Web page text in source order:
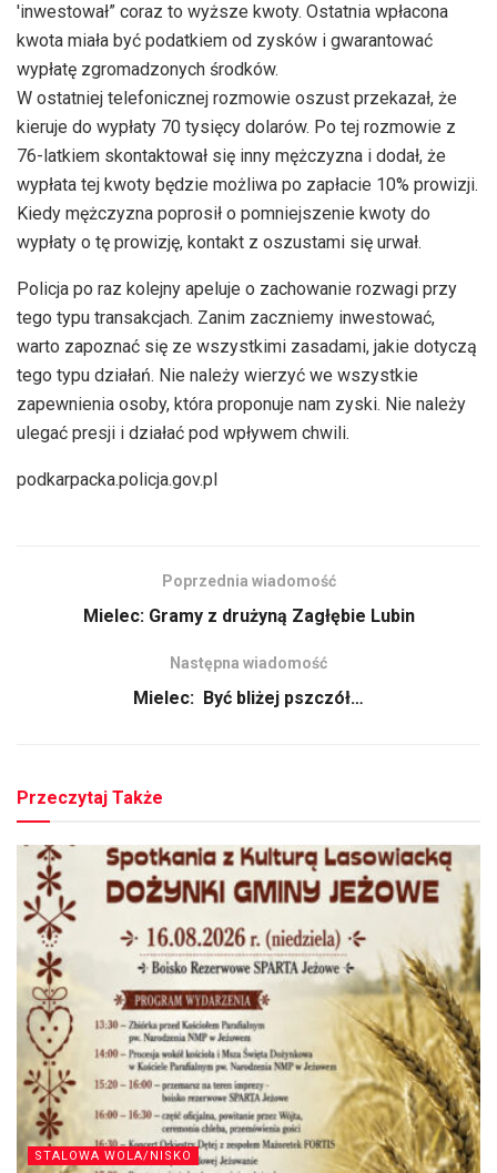
'inwestował” coraz to wyższe kwoty. Ostatnia wpłacona
kwota miała być podatkiem od zysków i gwarantować
wypłatę zgromadzonych środków.
W ostatniej telefonicznej rozmowie oszust przekazał, że
kieruje do wypłaty 70 tysięcy dolarów. Po tej rozmowie z
76-latkiem skontaktował się inny mężczyzna i dodał, że
wypłata tej kwoty będzie możliwa po zapłacie 10% prowizji.
Kiedy mężczyzna poprosił o pomniejszenie kwoty do
wypłaty o tę prowizję, kontakt z oszustami się urwał.
Policja po raz kolejny apeluje o zachowanie rozwagi przy
tego typu transakcjach. Zanim zaczniemy inwestować,
warto zapoznać się ze wszystkimi zasadami, jakie dotyczą
tego typu działań. Nie należy wierzyć we wszystkie
zapewnienia osoby, która proponuje nam zyski. Nie należy
ulegać presji i działać pod wpływem chwili.
podkarpacka.policja.gov.pl
Poprzednia wiadomość
Mielec: Gramy z drużyną Zagłębie Lubin
Następna wiadomość
Mielec: Być bliżej pszczół…
Przeczytaj Także
STALOWA WOLA/NISKO